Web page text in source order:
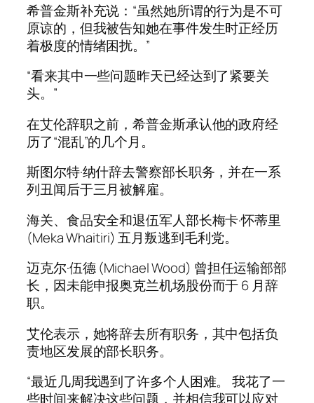
希普金斯补充说：“虽然她所谓的行为是不可
原谅的，但我被告知她在事件发生时正经历
着极度的情绪困扰。”
“看来其中一些问题昨天已经达到了紧要关
头。”
在艾伦辞职之前，希普金斯承认他的政府经
历了“混乱”的几个月。
斯图尔特·纳什辞去警察部长职务，并在一系
列丑闻后于三月被解雇。
海关、食品安全和退伍军人部长梅卡·怀蒂里
(Meka Whaitiri) 五月叛逃到毛利党。
迈克尔·伍德 (Michael Wood) 曾担任运输部部
长，因未能申报奥克兰机场股份而于 6 月辞
职。
艾伦表示，她将辞去所有职务，其中包括负
责地区发展的部长职务。
“最近几周我遇到了许多个人困难。 我花了一
些时间来解决这些问题，并相信我可以应对